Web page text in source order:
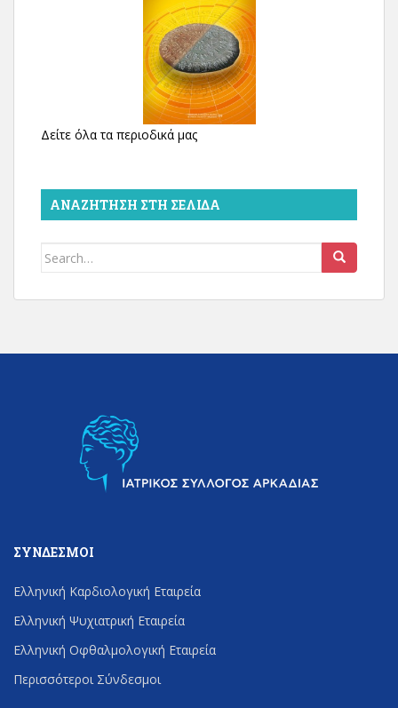
Δείτε όλα τα περιοδικά μας
ΑΝΑΖΉΤΗΣΗ ΣΤΗ ΣΕΛΊΔΑ
Search
ΣΎΝΔΕΣΜΟΙ
Ελληνική Καρδιολογική Εταιρεία
Ελληνική Ψυχιατρική Εταιρεία
Ελληνική Οφθαλμολογική Εταιρεία
Περισσότεροι Σύνδεσμοι